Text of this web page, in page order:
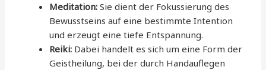
Meditation: Sie dient der Fokussierung des
Bewusstseins auf eine bestimmte Intention
und erzeugt eine tiefe Entspannung.
Reiki: Dabei handelt es sich um eine Form der
Geistheilung, bei der durch Handauflegen